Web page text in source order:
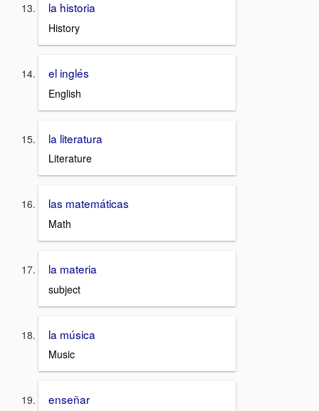
la historia
History
el inglés
English
la literatura
Literature
las matemáticas
Math
la materia
subject
la música
Music
enseñar